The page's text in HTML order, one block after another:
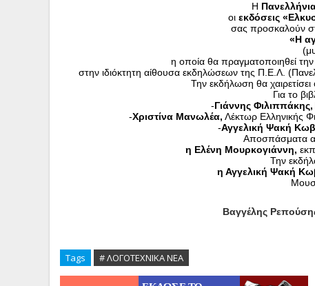
Η
οι εκδόσεις
σας προσκαλούν
«Η
η οποία θα πραγματοποιηθεί
στην ιδιόκτητη αίθουσα εκδηλώσεων της Π.Ε.Λ.
Την εκδήλωση θα
Για το
-Γιάννης Φιλιππάκης,
-Χριστίνα Μανωλέα, Λέκτωρ Ελληνικής
-Αγγελική Ψακή
Αποσπάσματα
η Ελένη Μουρκογιάννη,
Την
η Αγγελική Ψακή
Βαγγέλης
Tags # ΛΟΓΟΤΕΧΝΙΚΑ ΝΕΑ